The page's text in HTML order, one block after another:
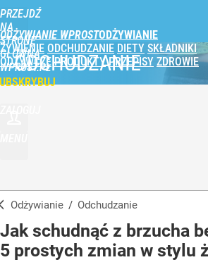
PRZEJDŹ
NA
STRONĘ
GŁÓWNĄ
WPROST.PL
ODŻYWIANIE WPROST
ŻYWIENIE ODCHUDZANIE DIETY SKŁADNIKI
ODŻYWCZE PRODUKTY PRZEPISY ZDROWIE
ODCHUDZANIE
Odżywianie / Odchudzanie
Jak schudnąć z brzucha
5 prostych zmian w stylu